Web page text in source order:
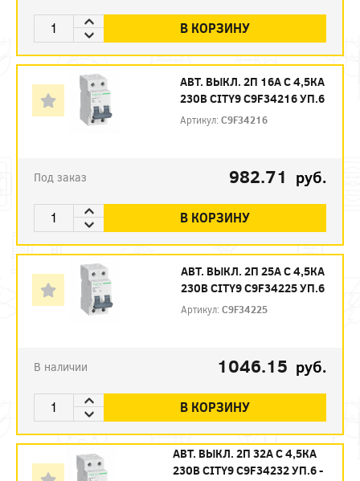
В КОРЗИНУ
АВТ. ВЫКЛ. 2П 16А С 4,5КА
230В CITY9 C9F34216 УП.6
Артикул:C9F34216
Под заказ 982.71 руб.
В КОРЗИНУ
АВТ. ВЫКЛ. 2П 25А С 4,5КА
230В CITY9 C9F34225 УП.6
Артикул:C9F34225
В наличии 1046.15 руб.
В КОРЗИНУ
АВТ. ВЫКЛ. 2П 32А С 4,5КА
230В CITY9 C9F34232 УП.6 -